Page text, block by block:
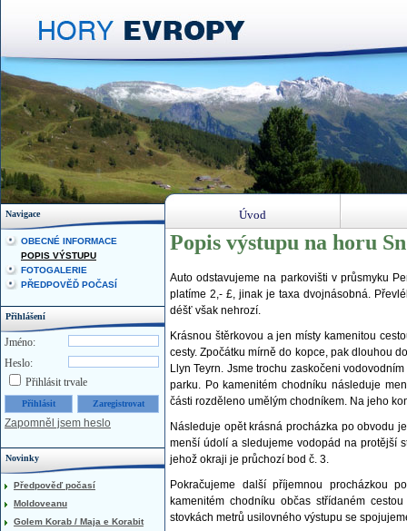
Popis výstupu na horu
Auto odstavujeme na parkovišti v průsmyku
platíme 2,- £, jinak je taxa dvojnásobná.
déšť však nehrozí.
Krásnou štěrkovou a jen místy kamenitou
cesty. Zpočátku mírně do kopce, pak dlouhou
Llyn Teyrn. Jsme trochu zaskočeni
parku. Po kamenitém chodníku následuje
části rozděleno umělým chodníkem. Na jeho
Následuje opět krásná procházka po obvodu
menší údolí a sledujeme vodopád na protější
jehož okraji je průchozí bod č. 3.
Pokračujeme další příjemnou procházkou
kamenitém chodníku občas střídaném
stovkách metrů usilovného výstupu se
Navigace
OBECNÉ INFORMACE
POPIS VÝSTUPU
FOTOGALERIE
PŘEDPOVĚĎ POČASÍ
Přihlášení
Jméno:
Heslo:
Přihlásit trvale
Zapomněl jsem heslo
Novinky
Předpověď počasí
Moldoveanu
Golem Korab / Maja e Korabit
Úvod